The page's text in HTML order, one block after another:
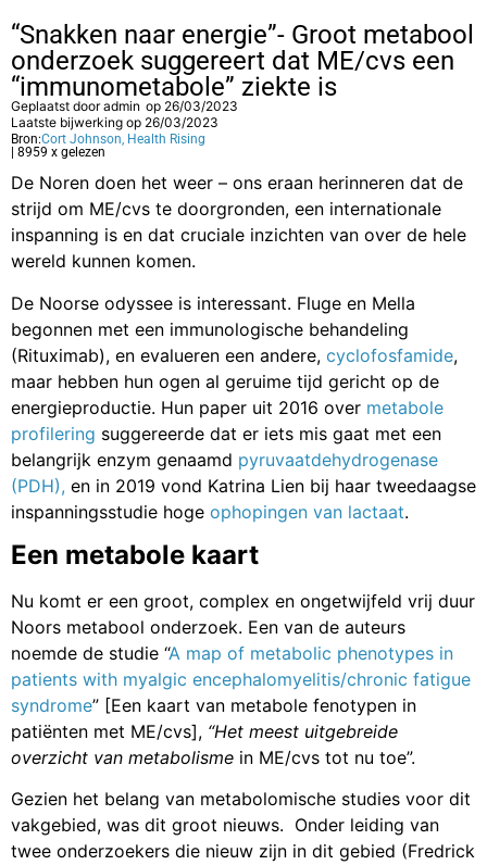
“Snakken naar energie”- Groot metabool
onderzoek suggereert dat ME/cvs een
“immunometabole” ziekte is
Geplaatst dooradmin op 26/03/2023
Laatste bijwerking op 26/03/2023
Bron:Cort Johnson, Health Rising
| 8959 x gelezen
De Noren doen het weer – ons eraan herinneren dat de
strijd om ME/cvs te doorgronden, een internationale
inspanning is en dat cruciale inzichten van over de hele
wereld kunnen komen.
De Noorse odyssee is interessant. Fluge en Mella
begonnen met een immunologische behandeling
(Rituximab), en evalueren een andere, cyclofosfamide,
maar hebben hun ogen al geruime tijd gericht op de
energieproductie. Hun paper uit 2016 over metabole
profilering suggereerde dat er iets mis gaat met een
belangrijk enzym genaamd pyruvaatdehydrogenase
(PDH), en in 2019 vond Katrina Lien bij haar tweedaagse
inspanningsstudie hoge ophopingen van lactaat.
Een metabole kaart
Nu komt er een groot, complex en ongetwijfeld vrij duur
Noors metabool onderzoek. Een van de auteurs
noemde de studie “A map of metabolic phenotypes in
patients with myalgic encephalomyelitis/chronic fatigue
syndrome” [Een kaart van metabole fenotypen in
patiënten met ME/cvs], “Het meest uitgebreide
overzicht van metabolisme in ME/cvs tot nu toe”.
Gezien het belang van metabolomische studies voor dit
vakgebied, was dit groot nieuws. Onder leiding van
twee onderzoekers die nieuw zijn in dit gebied (Fredrick